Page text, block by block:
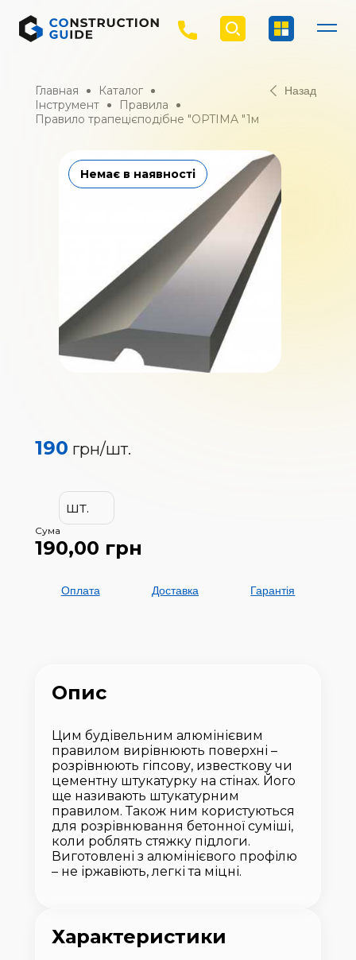
Главная
Каталог
Інструмент
Правила
Правило трапецієподібне "OPTIMA "1м
Назад
Немає в наявності
190 грн/шт.
шт.
Сума
190,00 грн
Оплата Доставка Гарантія
Опис
Цим будівельним алюмінієвим
правилом вирівнюють поверхні –
розрівнюють гіпсову, известкову чи
цементну штукатурку на стінах. Його
ще називають штукатурним
правилом. Також ним користуються
для розрівнювання бетонної суміші,
коли роблять стяжку підлоги.
Виготовлені з алюмінієвого профілю
– не іржавіють, легкі та міцні.
Характеристики